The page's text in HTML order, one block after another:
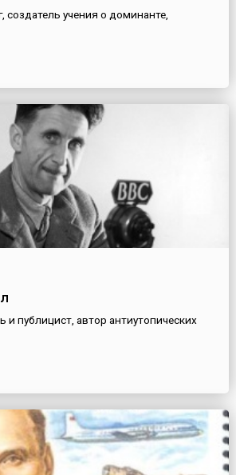
создатель учения о доминанте,
и публицист, автор антиутопических